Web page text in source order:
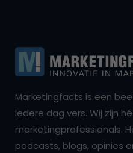
Marketingfacts is een
iedere dag vers. Wij zijn
marketingprofessionals.
podcasts, blogs, opinies